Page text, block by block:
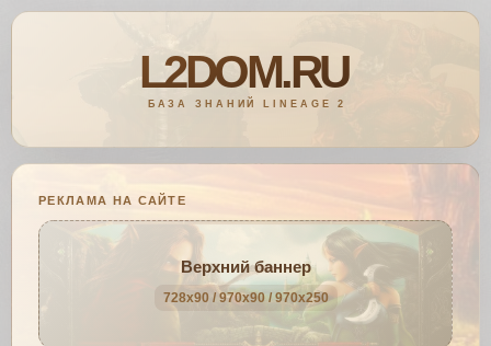
РЕКЛАМА НА САЙТЕ
Верхний баннер
728x90 / 970x90 / 970x250